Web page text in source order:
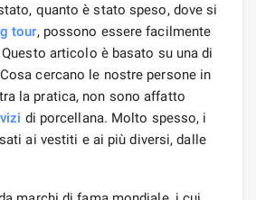
quanto è stato speso, dove si
tour, possono essere facilmente
articolo è basato su una di
cercano le nostre persone in
la pratica, non sono affatto
di porcellana. Molto spesso, i
ai vestiti e ai più diversi, dalle